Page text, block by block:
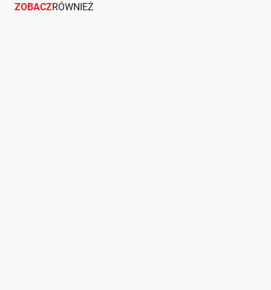
ZOBACZRÓWNIEŻ